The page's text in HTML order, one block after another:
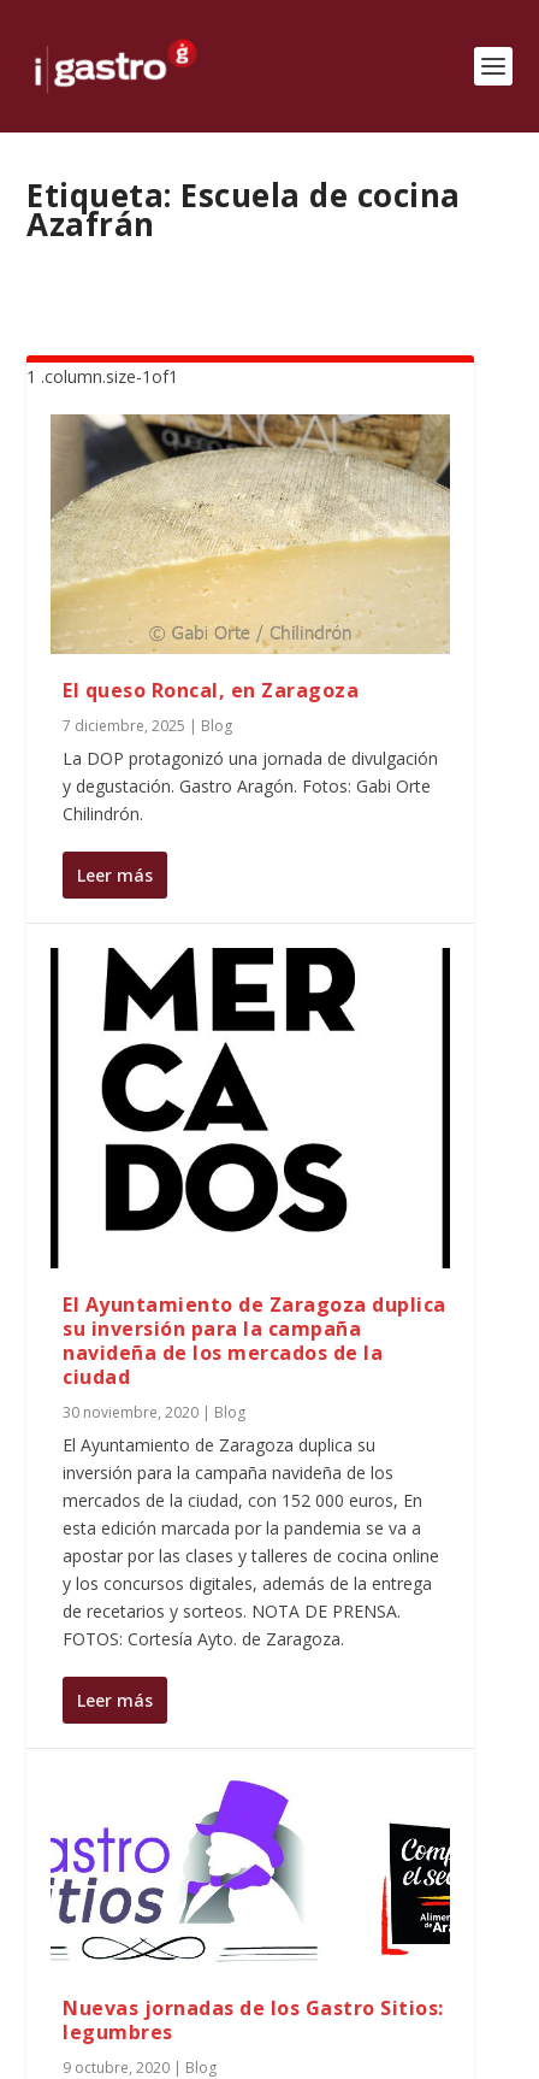
Etiqueta: Escuela de cocina
Azafrán
El queso Roncal, en Zaragoza
7 diciembre, 2025 | Blog
La DOP protagonizó una jornada de divulgación
y degustación. Gastro Aragón. Fotos: Gabi Orte
Chilindrón.
Leer más
El Ayuntamiento de Zaragoza duplica
su inversión para la campaña
navideña de los mercados de la
ciudad
30 noviembre, 2020 | Blog
El Ayuntamiento de Zaragoza duplica su
inversión para la campaña navideña de los
mercados de la ciudad, con 152 000 euros, En
esta edición marcada por la pandemia se va a
apostar por las clases y talleres de cocina online
y los concursos digitales, además de la entrega
de recetarios y sorteos. NOTA DE PRENSA.
FOTOS: Cortesía Ayto. de Zaragoza.
Leer más
Nuevas jornadas de los Gastro Sitios:
legumbres
9 octubre, 2020 | Blog